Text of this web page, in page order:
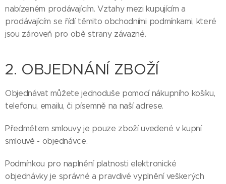
nabízeném prodávajícím. Vztahy mezi kupujícím a
prodávajícím se řídí těmito obchodními podmínkami, které
jsou zároveň pro obě strany závazné.
2. OBJEDNÁNÍ ZBOŽÍ
Objednávat můžete jednoduše pomocí nákupního košíku,
telefonu, emailu, či písemně na naší adrese.
Předmětem smlouvy je pouze zboží uvedené v kupní
smlouvě - objednávce.
Podmínkou pro naplnění platnosti elektronické
objednávky je správné a pravdivé vyplnění veškerých